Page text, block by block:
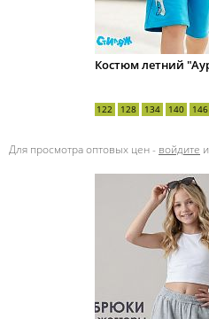
Костюм летний
122 128 134 140 146
Для просмотра оптовых цен - войдите